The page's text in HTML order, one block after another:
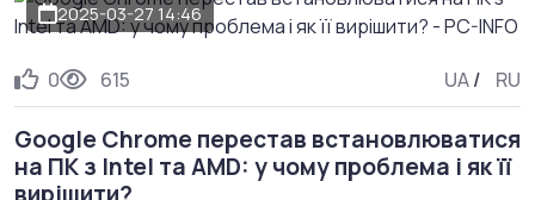
2025-03-27 14:46
0 615 UA/ RU
Google Chrome перестав встановлюватися
на ПК з Intel та AMD: у чому проблема і як її
вирішити?